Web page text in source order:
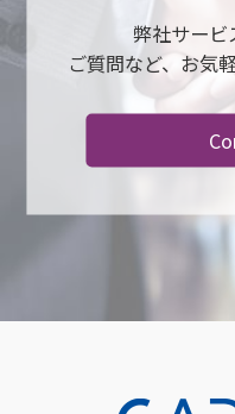
弊社サービ
ご質問など、お気